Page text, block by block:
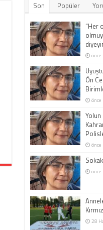
Son Popüler
“Her
önce
Ön
önce
önce
önce
28